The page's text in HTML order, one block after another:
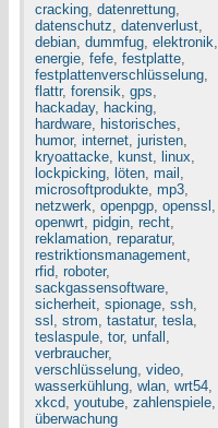
cracking, datenrettung,
datenschutz, datenverlust,
debian, dummfug, elektronik,
energie, fefe, festplatte,
festplattenverschlüsselung,
flattr, forensik, gps,
hackaday, hacking,
hardware, historisches,
humor, internet, juristen,
kryoattacke, kunst, linux,
lockpicking, löten, mail ,
microsoftprodukte, mp3,
netzwerk, openpgp, openssl ,
openwrt, pidgin, recht,
reklamation, reparatur,
restriktionsmanagement,
rfid, roboter,
sackgassensoftware,
sicherheit, spionage, ssh,
ssl , strom, tastatur, tesla,
teslaspule, tor, unfall ,
verbraucher,
verschlüsselung, video,
wasserkühlung, wlan, wrt54,
xkcd, youtube, zahlenspiele,
überwachung